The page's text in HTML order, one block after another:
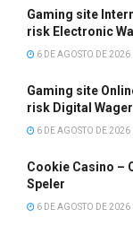
Gaming site
risk Electronic
6 DE AGOSTO DE 2026
Gaming site
risk Digital
6 DE AGOSTO DE 2026
Cookie Casino –
Speler
6 DE AGOSTO DE 2026